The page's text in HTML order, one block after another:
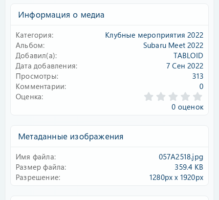
Информация о медиа
Категория
Клубные мероприятия 2022
Альбом
Subaru Meet 2022
Добавил(а)
TABLOID
Дата добавления
7 Сен 2022
Просмотры
313
Комментарии
0
Оценка
.
0
0 оценок
Метаданные изображения
Имя файла
057A2518.jpg
Размер файла
359.4 KB
Разрешение
1280px x 1920px